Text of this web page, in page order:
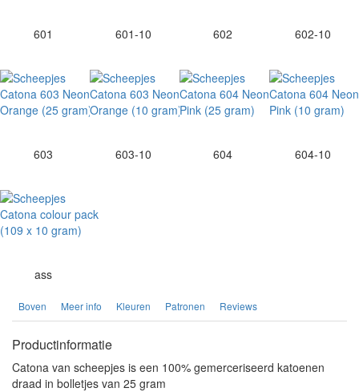
601 601-10 602 602-10
603 603-10 604 604-10
ass
Boven Meer info Kleuren Patronen Reviews
Productinformatie
Catona van scheepjes is een 100% gemerceriseerd katoenen
draad in bolletjes van 25 gram